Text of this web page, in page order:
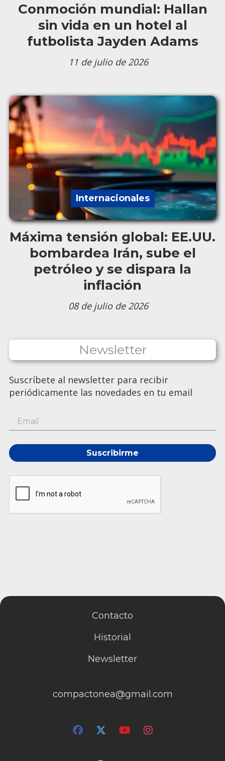
Conmoción mundial: Hallan
sin vida en un hotel al
futbolista Jayden Adams
11 de julio de 2026
Máxima tensión global: EE.UU.
bombardea Irán, sube el
petróleo y se dispara la
inflación
Internacionales
08 de julio de 2026
Newsletter
Suscríbete al newsletter para recibir
periódicamente las novedades en tu email
Suscribirme
Contacto
Historial
Newsletter
compactonea@gmail.com